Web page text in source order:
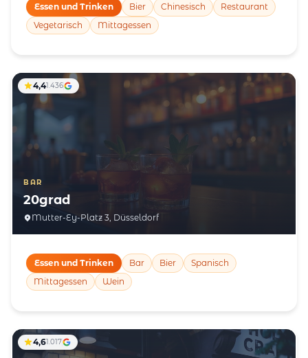
Essen und Trinken Bier Chinesisch
Restaurant
Vegetarisch
Mittagessen
BAR
20grad
Mutter-Ey-Platz 3, Düsseldorf
4,41.436
Essen und Trinken Bar Bier
Spanisch
Mittagessen
Wein
4,61.017